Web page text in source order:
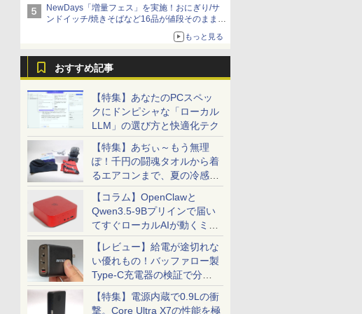
NewDays「増量フェス」を実施！おにぎり/サ
ンドイッチ/焼きそばなど16品が値段そのままで
もっと見る
おすすめ記事
【特集】あなたのPCスペッ
クにドンピシャな「ローカル
LLM」の選び方と快適化テク
【特集】あぢぃ～もう無理
ぽ！千円の闘魂タオルから着
るエアコンまで、夏の冷感グ
ッズ一挙紹介
【コラム】OpenClawと
Qwen3.5-9Bプリインで届い
てすぐローカルAIが動くミニ
PC「SER9 Pro」
【レビュー】給電が途切れな
い優れもの！バッファロー製
Type-C充電器の検証で分か
ったこと
【特集】電源内蔵で0.9Lの衝
撃。Core Ultra X7の性能を極